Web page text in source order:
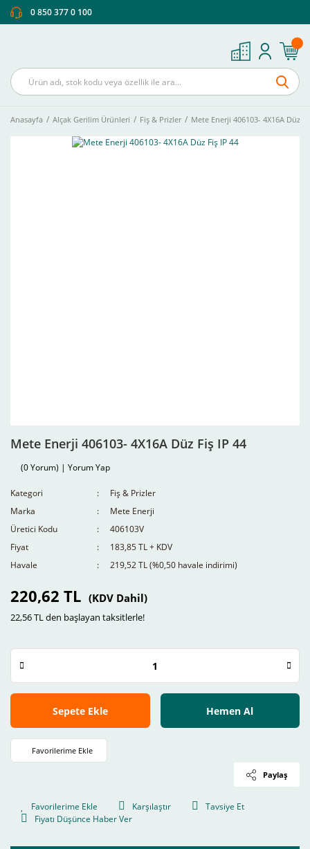
0 850 377 0 100
Anasayfa Alçak Gerilim Ürünleri Fiş & Prizler Mete Enerji 406103- 4X16A Düz
Mete Enerji 406103- 4X16A Düz Fiş IP 44
(0 Yorum) | Yorum Yap
Kategori
Fiş & Prizler
Marka
Mete Enerji
Üretici Kodu
406103V
Fiyat
183,85 TL + KDV
Havale
219,52 TL (%0,50 havale indirimi)
220,62 TL (KDV Dahil)
22,56 TL den başlayan taksitlerle!
Sepete Ekle Hemen Al
Paylaş
Karşılaştır
Tavsiye Et
Fiyatı Düşünce Haber Ver